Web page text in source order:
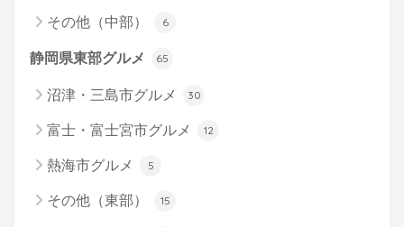
その他（中部） 6
静岡県東部グルメ 65
沼津・三島市グルメ 30
富士・富士宮市グルメ 12
熱海市グルメ 5
その他（東部） 15